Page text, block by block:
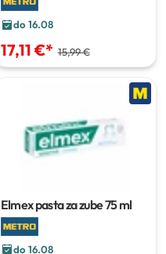
do 16.08
17,11 €* 15,99 €
Elmex pasta za zube75 ml
do 16.08